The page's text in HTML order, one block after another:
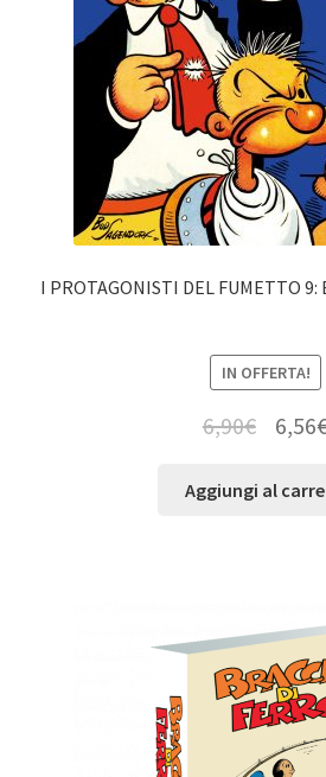
I PROTAGONISTI DEL FUMETTO 9:
IN OFFERTA!
6,90€ 6,56
Aggiungi al